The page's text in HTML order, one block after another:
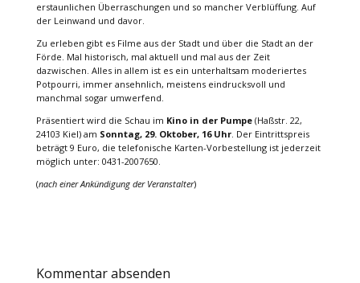
erstaunlichen Überraschungen und so mancher Verblüffung. Auf
der Leinwand und davor.
Zu erleben gibt es Filme aus der Stadt und über die Stadt an der
Förde. Mal historisch, mal aktuell und mal aus der Zeit
dazwischen. Alles in allem ist es ein unterhaltsam moderiertes
Potpourri, immer ansehnlich, meistens eindrucksvoll und
manchmal sogar umwerfend.
Präsentiert wird die Schau im Kino in der Pumpe(Haßstr. 22,
24103 Kiel) am Sonntag, 29. Oktober, 16 Uhr. Der Eintrittspreis
beträgt 9 Euro, die telefonische Karten-Vorbestellung ist jederzeit
möglich unter: 0431-2007650.
(nach einer Ankündigung der Veranstalter)
Kommentar absenden